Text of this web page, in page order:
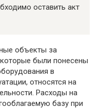
оставить акт
объекты за
были понесены
в
относятся на
Расходы на
базу при